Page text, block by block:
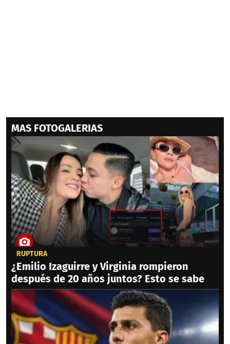
MAS FOTOGALERIAS
RUPTURA
¿Emilio Izaguirre y Virginia rompieron
después de 20 años juntos? Esto se sabe